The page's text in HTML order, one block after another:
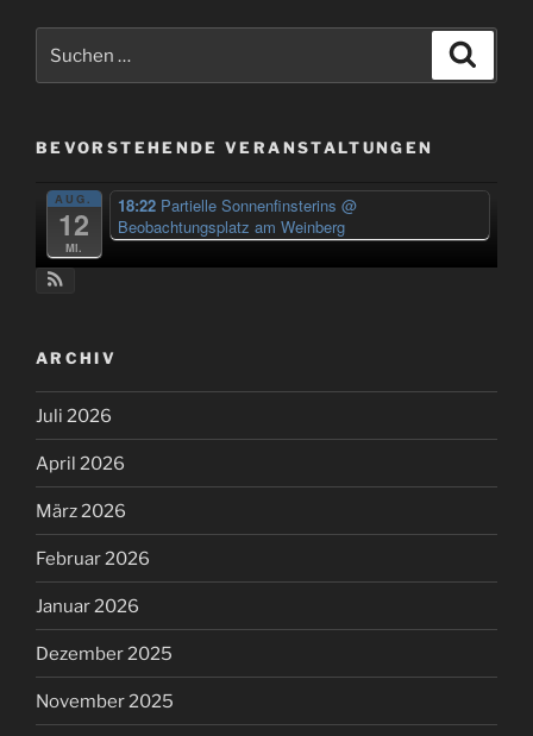
nach:
BEVORSTEHENDE VERANSTALTUNGEN
AUG.
12
Mi.
18:22 Partielle Sonnenfinsterins @
Beobachtungsplatz am Weinberg
ARCHIV
Juli 2026
April 2026
März 2026
Februar 2026
Januar 2026
Dezember 2025
November 2025